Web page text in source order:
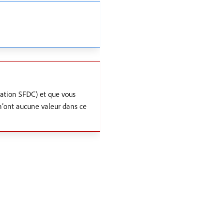
SFDC) et que vous
aucune valeur dans ce